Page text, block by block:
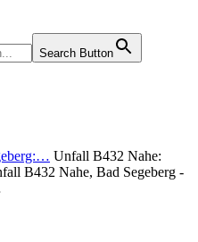
Search Button
Unfall B432 Nahe:
B432 Nahe, Bad Segeberg -